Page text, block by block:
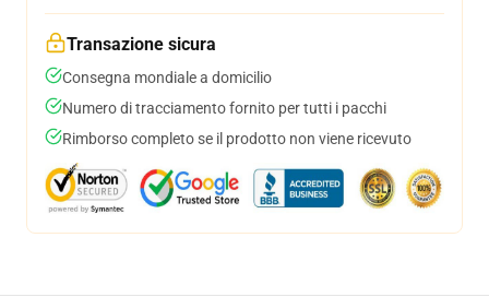
Transazione sicura
Consegna mondiale a domicilio
Numero di tracciamento fornito per tutti i pacchi
Rimborso completo se il prodotto non viene ricevuto